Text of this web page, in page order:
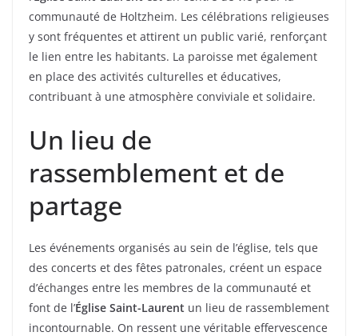
communauté de Holtzheim. Les célébrations religieuses
y sont fréquentes et attirent un public varié, renforçant
le lien entre les habitants. La paroisse met également
en place des activités culturelles et éducatives,
contribuant à une atmosphère conviviale et solidaire.
Un lieu de
rassemblement et de
partage
Les événements organisés au sein de l’église, tels que
des concerts et des fêtes patronales, créent un espace
d’échanges entre les membres de la communauté et
font de l’Église Saint-Laurent un lieu de rassemblement
incontournable. On ressent une véritable effervescence